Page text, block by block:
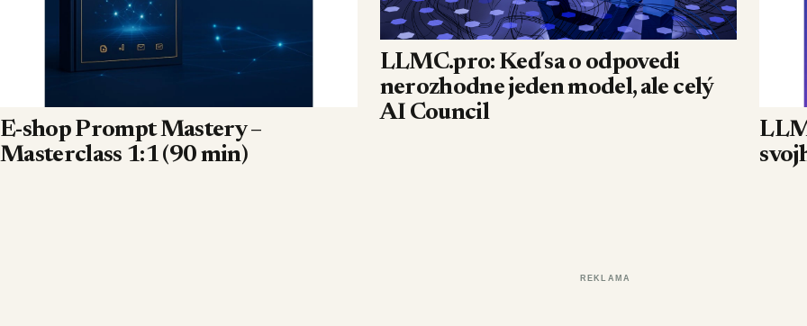
E-shop Prompt Mastery –
Masterclass 1:1 (90 min)
LLMC.pro: Keď sa o odpovedi
nerozhodne jeden model, ale celý
AI Council
REKLAMA